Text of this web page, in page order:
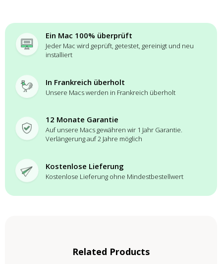
Ein Mac 100% überprüft
Jeder Mac wird geprüft, getestet, gereinigt und neu
installiert
In Frankreich überholt
Unsere Macs werden in Frankreich überholt
12 Monate Garantie
Auf unsere Macs gewähren wir 1 Jahr Garantie.
Verlängerung auf 2 Jahre möglich
Kostenlose Lieferung
Kostenlose Lieferung ohne Mindestbestellwert
Related Products